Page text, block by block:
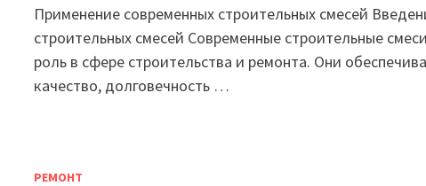
Применение современных строительных смесей
строительных смесей Современные строительные
роль в сфере строительства и ремонта. Они
качество, долговечность …
РЕМОНТ